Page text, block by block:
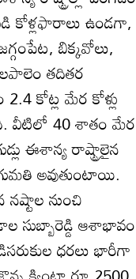
కోళ్లఫారాలు ఉండగా,
బిక్కవోలు,
తదితర
కోట్ల మేర కోళ్లు
వీటిలో 40 శాతం మేర
ఈశాన్య రాష్ట్రాలైన
అవుతుంటాయి.
నుంచి
సుబ్బారెడ్డి ఆశాభావం
ధరలు భారీగా